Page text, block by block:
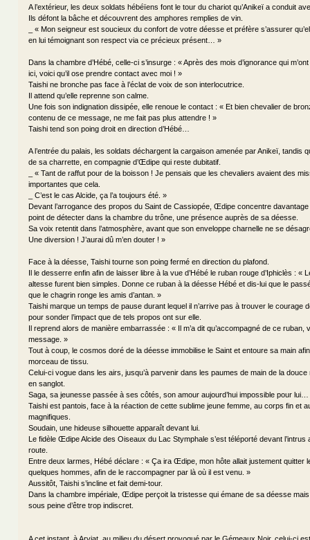
A l’extérieur, les deux soldats hébéïens font le tour du chariot qu’Anikeï a conduit
Ils défont la bâche et découvrent des amphores remplies de vin.
_ « Mon seigneur est soucieux du confort de votre déesse et préfère s’assurer
en lui témoignant son respect via ce précieux présent… »
Dans la chambre d’Hébé, celle-ci s’insurge : « Après des mois d’ignorance qui
ici, voici qu’il ose prendre contact avec moi ! »
Taishi ne bronche pas face à l’éclat de voix de son interlocutrice.
Il attend qu’elle reprenne son calme.
Une fois son indignation dissipée, elle renoue le contact : « Et bien chevalier de
contenu de ce message, ne me fait pas plus attendre ! »
Taishi tend son poing droit en direction d’Hébé…
A l’entrée du palais, les soldats déchargent la cargaison amenée par Anikeï, tandis
de sa charrette, en compagnie d’Œdipe qui reste dubitatif.
_ « Tant de raffut pour de la boisson ! Je pensais que les chevaliers avaient des
importantes que cela.
_ C’est le cas Alcide, ça l’a toujours été. »
Devant l’arrogance des propos du Saint de Cassiopée, Œdipe concentre
point de détecter dans la chambre du trône, une présence auprès de sa déesse.
Sa voix retentit dans l’atmosphère, avant que son enveloppe charnelle ne se
Une diversion ! J’aurai dû m’en douter ! »
Face à la déesse, Taishi tourne son poing fermé en direction du plafond.
Il le desserre enfin afin de laisser libre à la vue d’Hébé le ruban rouge d’Iphiclès : «
altesse furent bien simples. Donne ce ruban à la déesse Hébé et dis-lui que le
que le chagrin ronge les amis d’antan. »
Taishi marque un temps de pause durant lequel il n’arrive pas à trouver le courage
pour sonder l’impact que de tels propos ont sur elle.
Il reprend alors de manière embarrassée : « Il m’a dit qu’accompagné de ce ruban,
message. »
Tout à coup, le cosmos doré de la déesse immobilise le Saint et entoure sa main
morceau de tissu.
Celui-ci vogue dans les airs, jusqu’à parvenir dans les paumes de main de la
en sanglot.
Saga, sa jeunesse passée à ses côtés, son amour aujourd’hui impossible pour lui…
Taishi est pantois, face à la réaction de cette sublime jeune femme, au corps fin et
magnifiques.
Soudain, une hideuse silhouette apparaît devant lui.
Le fidèle Œdipe Alcide des Oiseaux du Lac Stymphale s’est téléporté devant l’intrus
route.
Entre deux larmes, Hébé déclare : « Ça ira Œdipe, mon hôte allait justement quitter
quelques hommes, afin de le raccompagner par là où il est venu. »
Aussitôt, Taishi s’incline et fait demi-tour.
Dans la chambre impériale, Œdipe perçoit la tristesse qui émane de sa déesse
sous peine d’être trop indiscret.
A cet instant, à Arviat, au milieu du désert provoqué par le Gémeaux Noir, celui-ci